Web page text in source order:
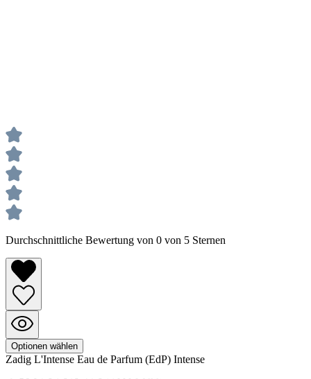
Durchschnittliche Bewertung von 0 von 5 Sternen
Optionen wählen
Zadig L'Intense Eau de Parfum (EdP) Intense